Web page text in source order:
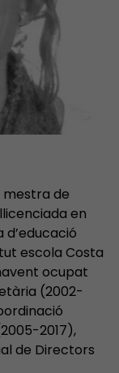
mestra de
en
escola Costa
ocupat
(2002-
2017),
de Directors